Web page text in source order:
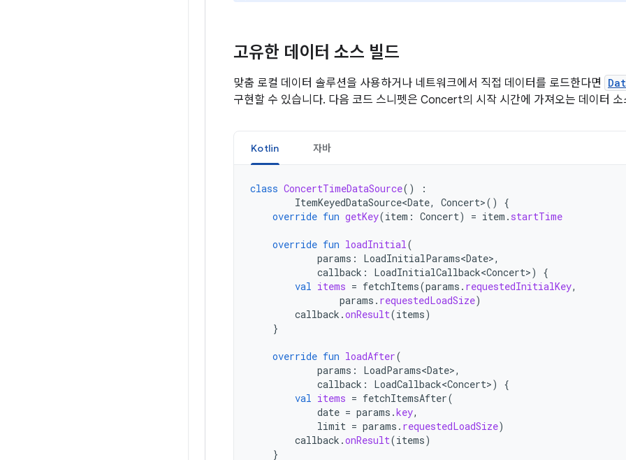
고유한 데이터 소스 빌드
맞춤 로컬 데이터 솔루션을 사용하거나 네트워크에서 직접 데이터를 로드한다면
구현할 수 있습니다. 다음 코드 스니펫은 Concert의 시작 시간에 가져오는 데이터
Kotlin 자바
class ConcertTimeDataSource()
:
ItemKeyedDataSource<Date, Concert>()
{
override fun getKey(item : Concert) = item . startTime
override fun loadInitial(
params : LoadInitialParams<Date>,
callback : LoadInitialCallback<Concert>)
{
val items = fetchItems(params . requestedInitialKey,
params . requestedLoadSize)
callback .onResult(items)
}
override fun loadAfter(
params : LoadParams<Date>,
callback : LoadCallback<Concert>)
{
val items = fetchItemsAfter(
date = params .key,
limit = params . requestedLoadSize)
callback .onResult(items)
}